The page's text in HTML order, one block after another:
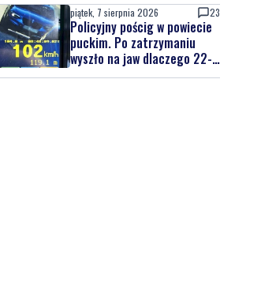
piątek, 7 sierpnia 2026 23
Policyjny pościg w powiecie
puckim. Po zatrzymaniu
wyszło na jaw dlaczego 22-
latek uciekał